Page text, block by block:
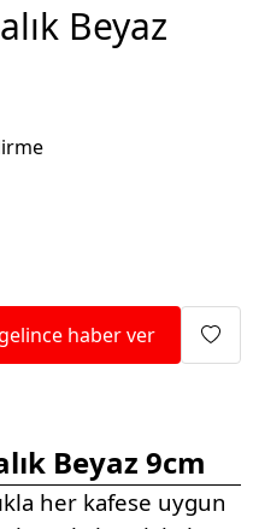
Beyaz
haber ver
Beyaz 9cm
her kafese uygun